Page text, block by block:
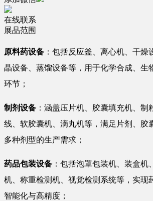
在线联系
展品范围
原料药设备 ：包括反应釜、离心机、干燥
晶设备、蒸馏设备等，用于化学合成、生
环节；
制剂设备 ：涵盖压片机、胶囊填充机、制
线、软胶囊机、滴丸机等，满足片剂、胶
多种剂型的生产需求；
药品包装设备 ：包括泡罩包装机、装盒机
机、称重检测机、视觉检测系统等，实现
智能化与高精度；